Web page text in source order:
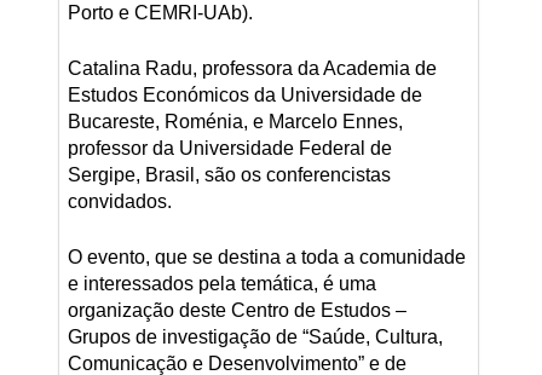
Porto e CEMRI-UAb).
Catalina Radu, professora da Academia de
Estudos Económicos da Universidade de
Bucareste, Roménia, e Marcelo Ennes,
professor da Universidade Federal de
Sergipe, Brasil, são os conferencistas
convidados.
O evento, que se destina a toda a comunidade
e interessados pela temática, é uma
organização deste Centro de Estudos –
Grupos de investigação de “Saúde, Cultura,
Comunicação e Desenvolvimento” e de